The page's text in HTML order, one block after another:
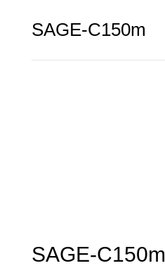
SAGE-C150m
SAGE-C150m